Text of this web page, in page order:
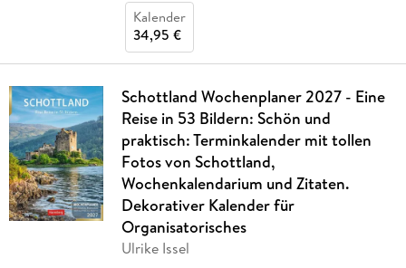
Kalender
34,95 €
Schottland Wochenplaner 2027 - Eine
Reise in 53 Bildern: Schön und
praktisch: Terminkalender mit tollen
Fotos von Schottland,
Wochenkalendarium und Zitaten.
Dekorativer Kalender für
Organisatorisches
Ulrike Issel